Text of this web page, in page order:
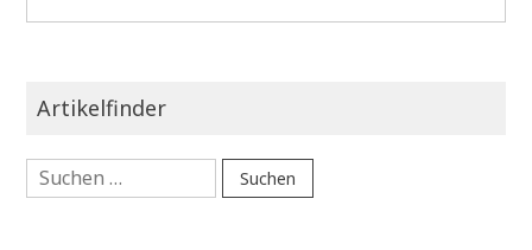
Artikelfinder
Suchen
nach: